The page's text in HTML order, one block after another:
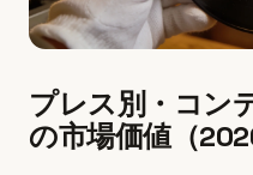
プレス別・コン
の市場価値（